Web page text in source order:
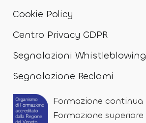
Cookie Policy
Centro Privacy GDPR
Segnalazioni Whistleblowing
Segnalazione Reclami
Formazione continua
Formazione superiore